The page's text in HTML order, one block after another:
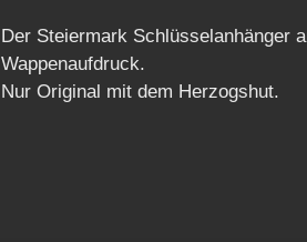
Der Steiermark Schlüsselanhänger
Wappenaufdruck.
Nur Original mit dem Herzogshut.